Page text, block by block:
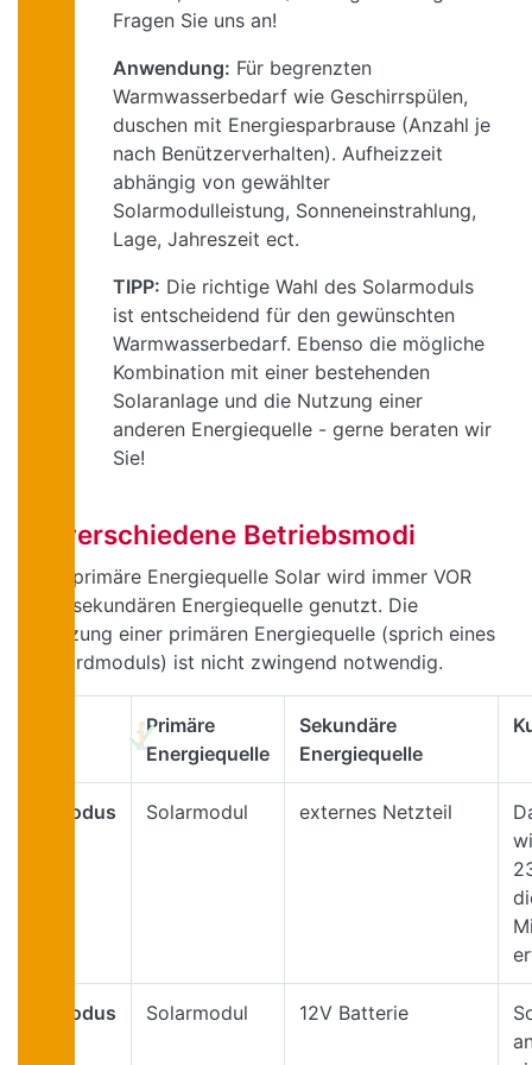
Fragen Sie uns an!
Anwendung: Für begrenzten
Warmwasserbedarf wie Geschirrspülen,
duschen mit Energiesparbrause (Anzahl je
nach Benützerverhalten). Aufheizzeit
abhängig von gewählter
Solarmodulleistung, Sonneneinstrahlung,
Lage, Jahreszeit ect.
TIPP: Die richtige Wahl des Solarmoduls
ist entscheidend für den gewünschten
Warmwasserbedarf. Ebenso die mögliche
Kombination mit einer bestehenden
Solaranlage und die Nutzung einer
anderen Energiequelle - gerne beraten wir
Sie!
6 verschiedene Betriebsmodi
Die primäre Energiequelle Solar wird immer VOR
der sekundären Energiequelle genutzt. Die
Nutzung einer primären Energiequelle (sprich eines
Solardmoduls) ist nicht zwingend notwendig.
Primäre
Energiequelle
Sekundäre
Energiequelle
Modus
Solarmodul externes Netzteil
Modus
Solarmodul 12V Batterie